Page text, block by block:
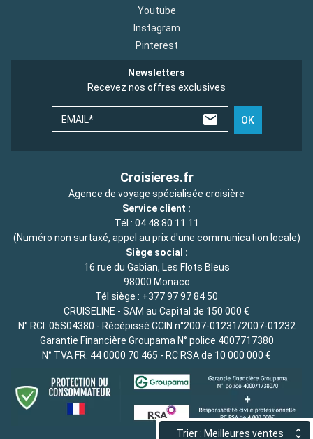
Trier : Meilleures ventes
Youtube
Instagram
Pinterest
Newsletters
Recevez nos offres exclusives
EMAIL* OK
Croisieres.fr
Agence de voyage spécialisée croisière
Service client :
Tél : 04 48 80 11 11
(Numéro non surtaxé, appel au prix d'une communication locale)
Siège social :
16 rue du Gabian, Les Flots Bleus
98000 Monaco
Tél siège : +377 97 97 84 50
CRUISELINE - SAM au Capital de 150 000 €
N° RCI: 05S04380 - Récépissé CCIN n°2007-01231/2007-01232
Garantie Financière Groupama N° police 4007717380
N° TVA FR. 44 0000 70 465 - RC RSA de 10 000 000 €